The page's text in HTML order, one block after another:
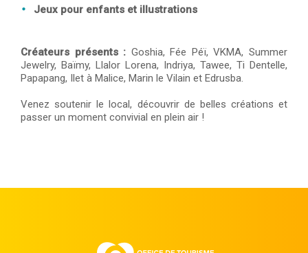
Jeux pour enfants et illustrations
Créateurs présents : Goshia, Fée Péï, VKMA, Summer
Jewelry, Baïmy, Llalor Lorena, Indriya, Tawee, Ti Dentelle,
Papapang, Ilet à Malice, Marin le Vilain et Edrusba.
Venez soutenir le local, découvrir de belles créations et
passer un moment convivial en plein air !